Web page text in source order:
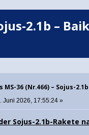
2.1b –
MS-36 (Nr.466) – Sojus-
Juni 2026, 17:55:24 »
Sojus-2.1b-Rakete